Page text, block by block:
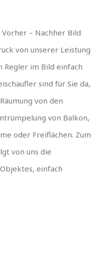
– Nachher Bild
von unserer Leistung
Regler im Bild einfach
sind für Sie da,
von den
von Balkon,
oder Freiflächen. Zum
von uns die
einfach